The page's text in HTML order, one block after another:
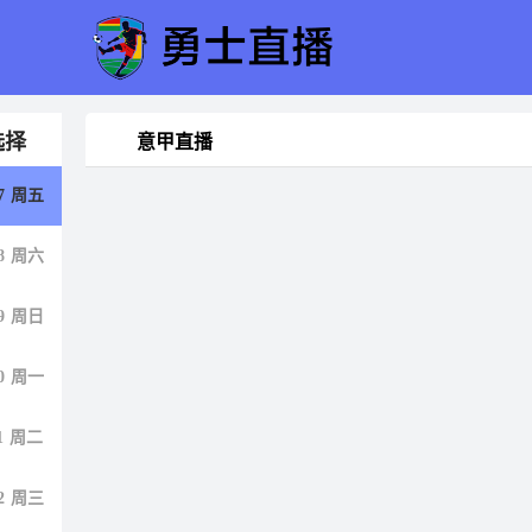
意甲直播
择
周五
周六
周日
周一
周二
周三